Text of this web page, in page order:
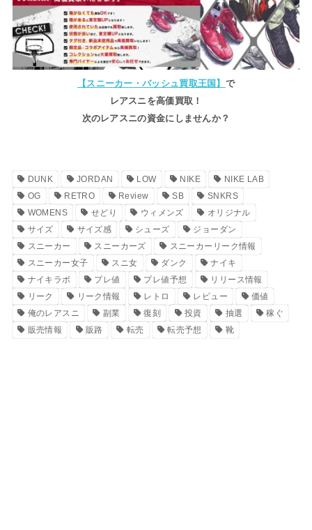
【スニーカー・バッシュ買取王国】 で
レアスニを高価買取！
次のレアスニの資金にしませんか？
DUNK JORDAN LOW NIKE
NIKE LAB
OG
RETRO Review SB
SNKRS
WOMENS
せどり ウィメンズ
オリジナル
サイズ
サイズ感 シューズ
ジョーダン
スニーカー
スニーカーズ
スニーカーリーク情報
スニーカー女子
スニ女 ダンク
ナイキ
ナイキラボ
プレ値 プレ値予想
リリース情報
リーク
リーク情報 レトロ レビュー
価値
俺のレアスニ
副業 復刻 投資 抽選
稼ぐ
販売情報
販路 転売 転売予想 靴